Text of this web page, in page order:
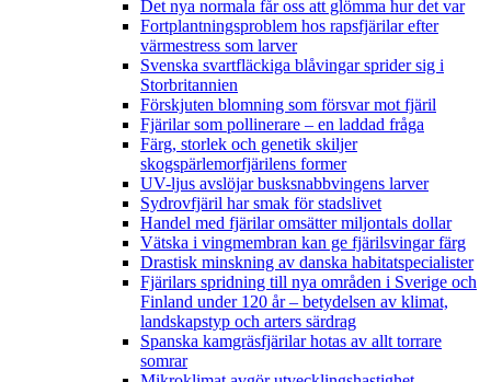
Det nya normala får oss att glömma hur det var
Fortplantningsproblem hos rapsfjärilar efter
värmestress som larver
Svenska svartfläckiga blåvingar sprider sig i
Storbritannien
Förskjuten blomning som försvar mot fjäril
Fjärilar som pollinerare – en laddad fråga
Färg, storlek och genetik skiljer
skogspärlemorfjärilens former
UV-ljus avslöjar busksnabbvingens larver
Sydrovfjäril har smak för stadslivet
Handel med fjärilar omsätter miljontals dollar
Vätska i vingmembran kan ge fjärilsvingar färg
Drastisk minskning av danska habitatspecialister
Fjärilars spridning till nya områden i Sverige och
Finland under 120 år– betydelsen av klimat,
landskapstyp och arters särdrag
Spanska kamgräsfjärilar hotas av allt torrare
somrar